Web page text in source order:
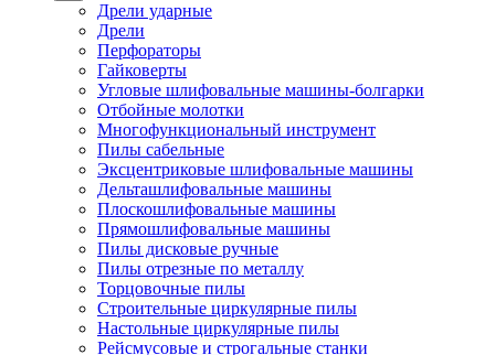
Дрели ударные
Дрели
Перфораторы
Гайковерты
Угловые шлифовальные машины-болгарки
Отбойные молотки
Многофункциональный инструмент
Пилы сабельные
Эксцентриковые шлифовальные машины
Дельташлифовальные машины
Плоскошлифовальные машины
Прямошлифовальные машины
Пилы дисковые ручные
Пилы отрезные по металлу
Торцовочные пилы
Строительные циркулярные пилы
Настольные циркулярные пилы
Рейсмусовые и строгальные станки